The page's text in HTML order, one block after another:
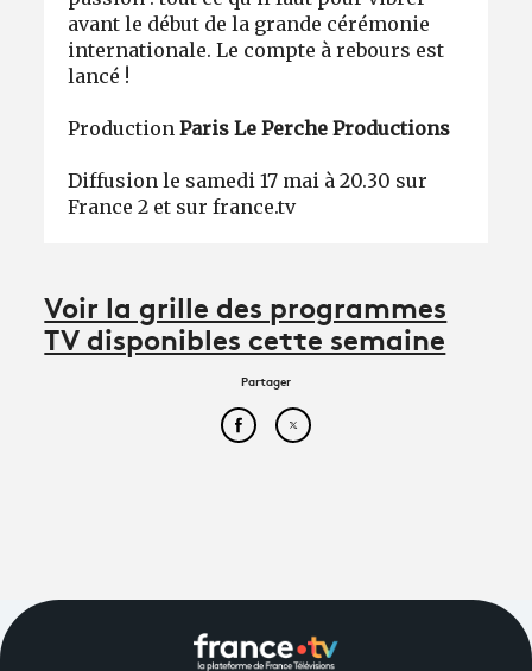
avant le début de la grande cérémonie
internationale. Le compte à rebours est
lancé !
ProductionParis Le Perche Productions
Diffusion le samedi 17 mai à 20.30 sur
France 2 et sur france.tv
Voir la grille des programmes
TV disponibles cette semaine
Partager
Partager cet article sur
Partager cet article sur